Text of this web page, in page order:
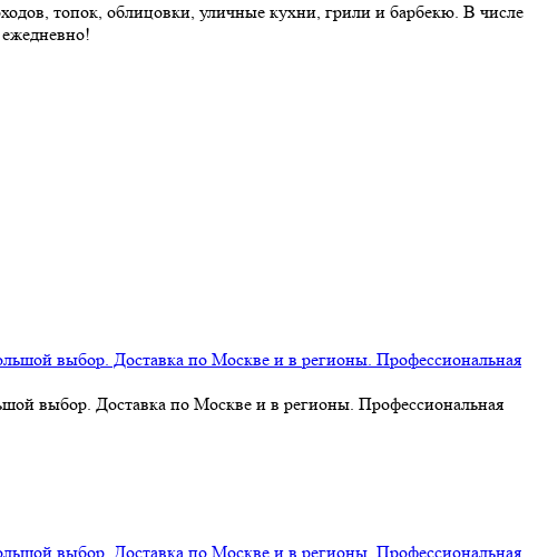
топок, облицовки, уличные кухни, грили и барбекю. В числе
выбор. Доставка по Москве и в регионы. Профессиональная